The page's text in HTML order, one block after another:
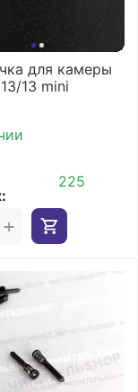
для камеры
13 mini
225
+